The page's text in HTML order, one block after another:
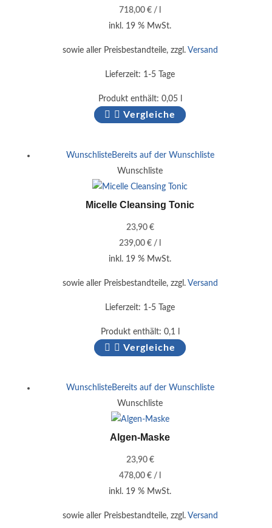
718,00€ /
inkl. 19 % MwSt.
sowie aller Preisbestandteile, zzgl. Versand
Lieferzeit: 1-5 Tage
Produkt enthält: 0,05
Vergleiche
WunschlisteBereits auf der Wunschliste
Wunschliste
Micelle Cleansing Tonic
23,90 €
239,00€ /
inkl. 19 % MwSt.
sowie aller Preisbestandteile, zzgl. Versand
Lieferzeit: 1-5 Tage
Produkt enthält: 0,1
Vergleiche
WunschlisteBereits auf der Wunschliste
Wunschliste
Algen-Maske
23,90 €
478,00€ /
inkl. 19 % MwSt.
sowie aller Preisbestandteile, zzgl. Versand